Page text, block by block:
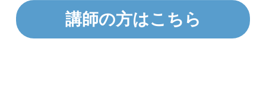
講師の方はこちら